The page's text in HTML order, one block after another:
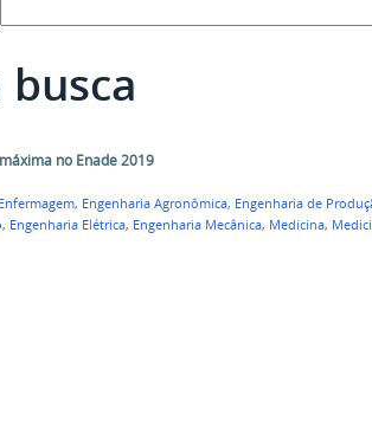
no Enade 2019
Enfermagem, Engenharia Agronômica, Engenharia de
, Engenharia Elétrica, Engenharia Mecânica, Medicina,